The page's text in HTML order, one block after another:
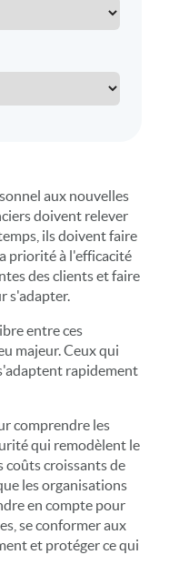
aux nouvelles
doivent relever
ils doivent faire
priorité à l'efficacité
des clients et faire
s'adapter.
entre ces
majeur. Ceux qui
rapidement
comprendre les
qui remodèlent le
coûts croissants de
les organisations
en compte pour
se conformer aux
et protéger ce qui